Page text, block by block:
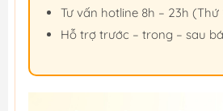
Tư vấn hotline 8h – 23h (Thứ
Hỗ trợ trước – trong – sau